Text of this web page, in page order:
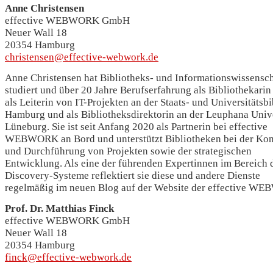
Anne Christensen
effective WEBWORK GmbH
Neuer Wall 18
20354 Hamburg
christensen@effective-webwork.de
Anne Christensen hat Bibliotheks- und
studiert und über 20 Jahre Berufserfahrung als Bibliothekarin
als Leiterin von IT-Projekten an der Staats- und
Hamburg und als Bibliotheksdirektorin an der Leuphana
Lüneburg. Sie ist seit Anfang 2020 als Partnerin bei effective
WEBWORK an Bord und unterstützt Bibliotheken bei der
und Durchführung von Projekten sowie der strategischen
Entwicklung. Als eine der führenden Expertinnen im Bereich
Discovery-Systeme reflektiert sie diese und andere Dienste
regelmäßig im neuen Blog auf der Website der effective
Prof. Dr. Matthias Finck
effective WEBWORK GmbH
Neuer Wall 18
20354 Hamburg
finck@effective-webwork.de